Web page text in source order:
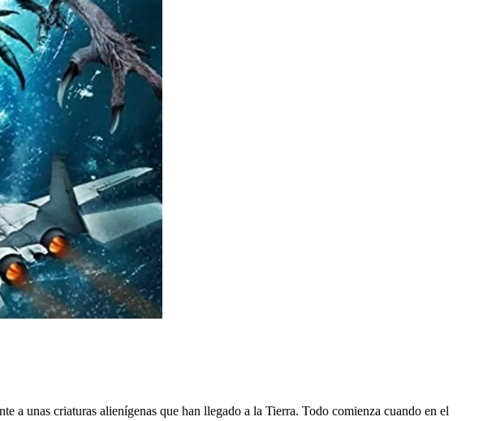
a unas criaturas alienígenas que han llegado a la Tierra. Todo comienza cuando en el